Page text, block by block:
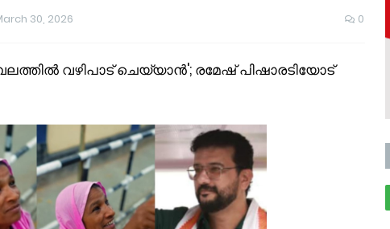
30, 2026 0
വഴിപാട് ചെയ്യാന്‍'; രമേഷ് പിഷാരടിയോട്